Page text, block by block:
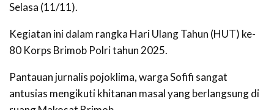
Selasa (11/11).
Kegiatan ini dalam rangka Hari Ulang Tahun (HUT) ke-
80 Korps Brimob Polri tahun 2025.
Pantauan jurnalis pojoklima, warga Sofifi sangat
antusias mengikuti ‎khitanan masal yang berlangsung di